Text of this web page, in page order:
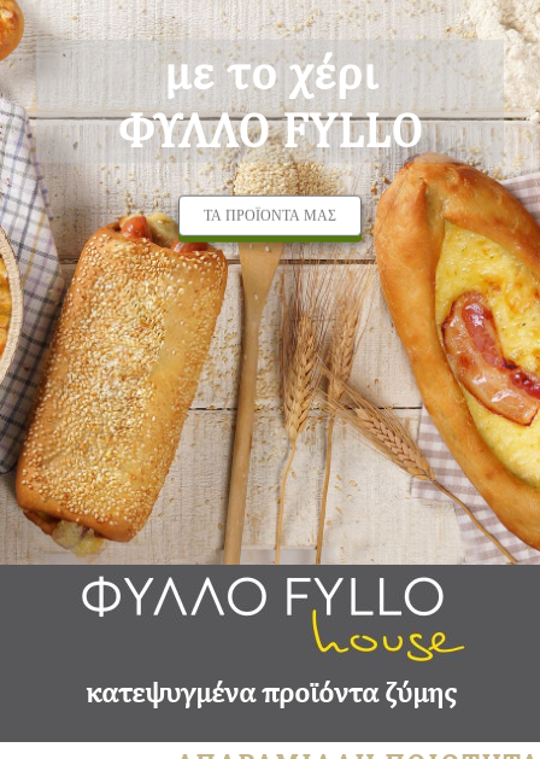
με το χέρι
ΦΥΛΛΟ FYLLO
ΤΑ ΠΡΟΪΟΝΤΑ ΜΑΣ
κατεψυγμένα προϊόντα ζύμης